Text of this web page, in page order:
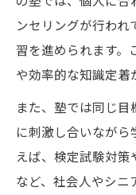
塾がも
塾利用
塾の習
塾を通
塾と習
ンセリングが行われ
習を進められます。
や効率的な知識定着
また、塾では同じ
に刺激し合いながら
えば、検定試験対
など、社会人やシニ